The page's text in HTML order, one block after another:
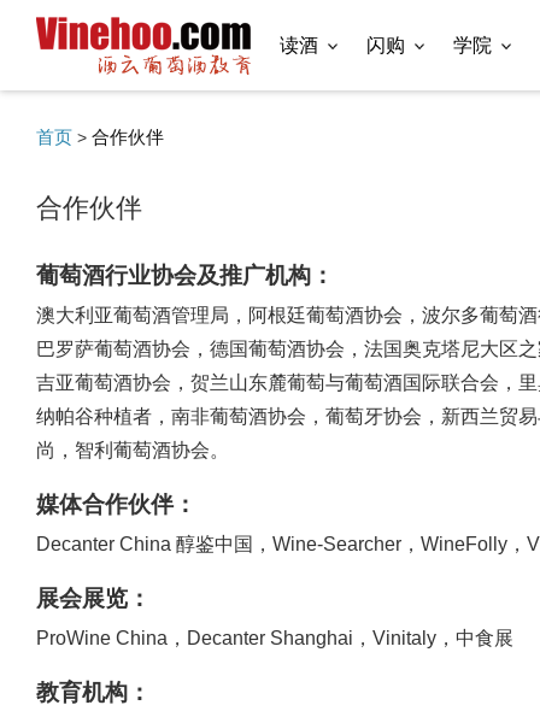
读酒 闪购 学院
首页 > 合作伙伴
合作伙伴
葡萄酒行业协会及推广机构：
澳大利亚葡萄酒管理局，阿根廷葡萄酒协会，波尔多葡萄
巴罗萨葡萄酒协会，德国葡萄酒协会，法国奥克塔尼大区
吉亚葡萄酒协会，贺兰山东麓葡萄与葡萄酒国际联合会，
纳帕谷种植者，南非葡萄酒协会，葡萄牙协会，新西兰贸
尚，智利葡萄酒协会。
媒体合作伙伴：
Decanter China 醇鉴中国，Wine-Searcher，WineFolly，
展会展览：
ProWine China，Decanter Shanghai，Vinitaly，中食展
教育机构：